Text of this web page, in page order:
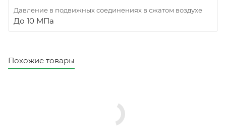
Давление в подвижных соединениях в сжатом воздухе
До 10 МПа
Похожие товары